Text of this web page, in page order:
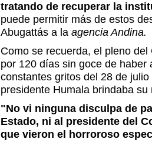
tratando de recuperar la
puede permitir más de estos
Abugattás a la agencia Andina.
Como se recuerda, el pleno
por 120 días sin goce de
constantes gritos del 28 de
presidente Humala brindaba
"No vi ninguna disculpa de
Estado, ni al presidente del
que vieron el horroroso